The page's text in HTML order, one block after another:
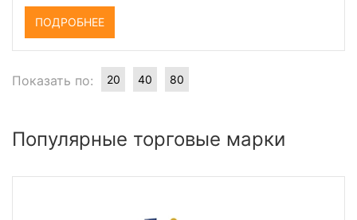
ПОДРОБНЕЕ
Показать по: 20 40 80
Популярные торговые марки